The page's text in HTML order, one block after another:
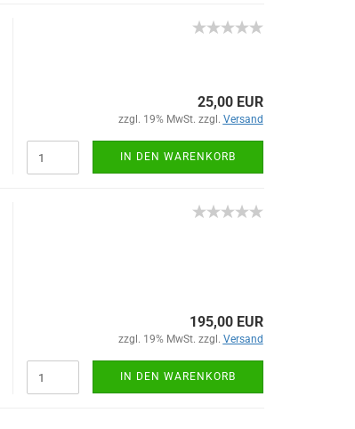
25,00 EUR
zzgl. 19% MwSt. zzgl. Versand
IN DEN WARENKORB
195,00 EUR
zzgl. 19% MwSt. zzgl. Versand
IN DEN WARENKORB